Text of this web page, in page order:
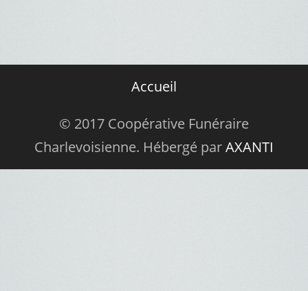
Accueil
© 2017 Coopérative Funéraire
Charlevoisienne. Hébergé parAXANTI